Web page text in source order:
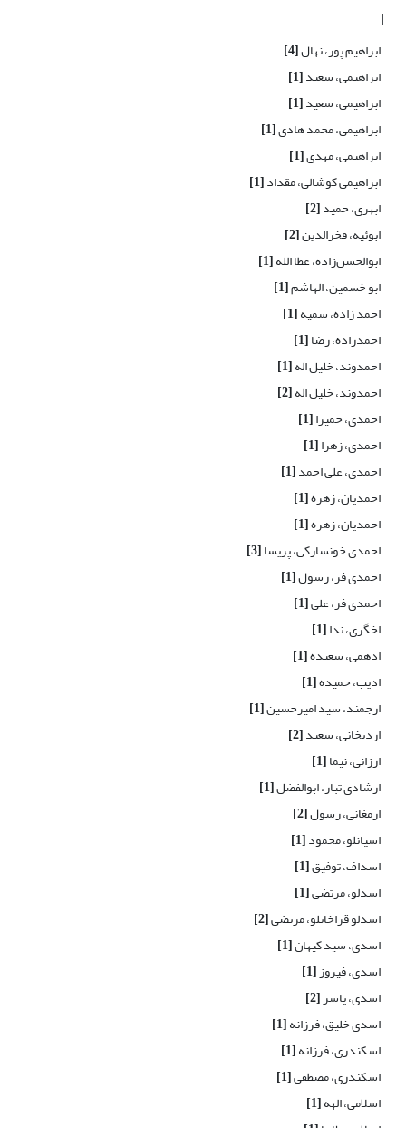
ا
ابراهیم پور، نهال[4]
ابراهیمی، سعید[1]
ابراهیمی، سعید[1]
ابراهیمی، محمد هادی[1]
ابراهیمی، مهدی[1]
ابراهیمی کوشالی، مقداد[1]
ابهری، حمید[2]
ابوئیه، فخرالدین[2]
ابوالحسن‌زاده، عطا الله[1]
ابو خسمین، الهاشم[1]
احمد زاده، سمیه[1]
احمدزاده، رضا[1]
احمدوند، خلیل اله[1]
احمدوند، خلیل اله[2]
احمدی، حمیرا[1]
احمدی، زهرا[1]
احمدی، علی احمد[1]
احمدیان، زهره[1]
احمدیان، زهره[1]
احمدی خونسارکی، پریسا[3]
احمدی فر، رسول[1]
احمدی فر، علی[1]
اخگری، ندا[1]
ادهمی، سعیده[1]
ادیب، حمیده[1]
ارجمند، سید امیرحسین[1]
اردیخانی، سعید[2]
ارزانی، نیما[1]
ارشادی تبار، ابوالفضل[1]
ارمغانی، رسول[2]
اسپانلو، محمود[1]
اسداف، توفیق[1]
اسدلو، مرتضی[1]
اسدلو قراخانلو، مرتضی[2]
اسدی، سید کیهان[1]
اسدی، فیروز[1]
اسدی، یاسر[2]
اسدی خلیق، فرزانه[1]
اسکندری، فرزانه[1]
اسکندری، مصطفی[1]
اسلامی، الهه[1]